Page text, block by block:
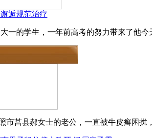
逅规范治疗
一的学生，一年前高考的努力带来了他
市莒县郝女士的老公，一直被牛皮癣困